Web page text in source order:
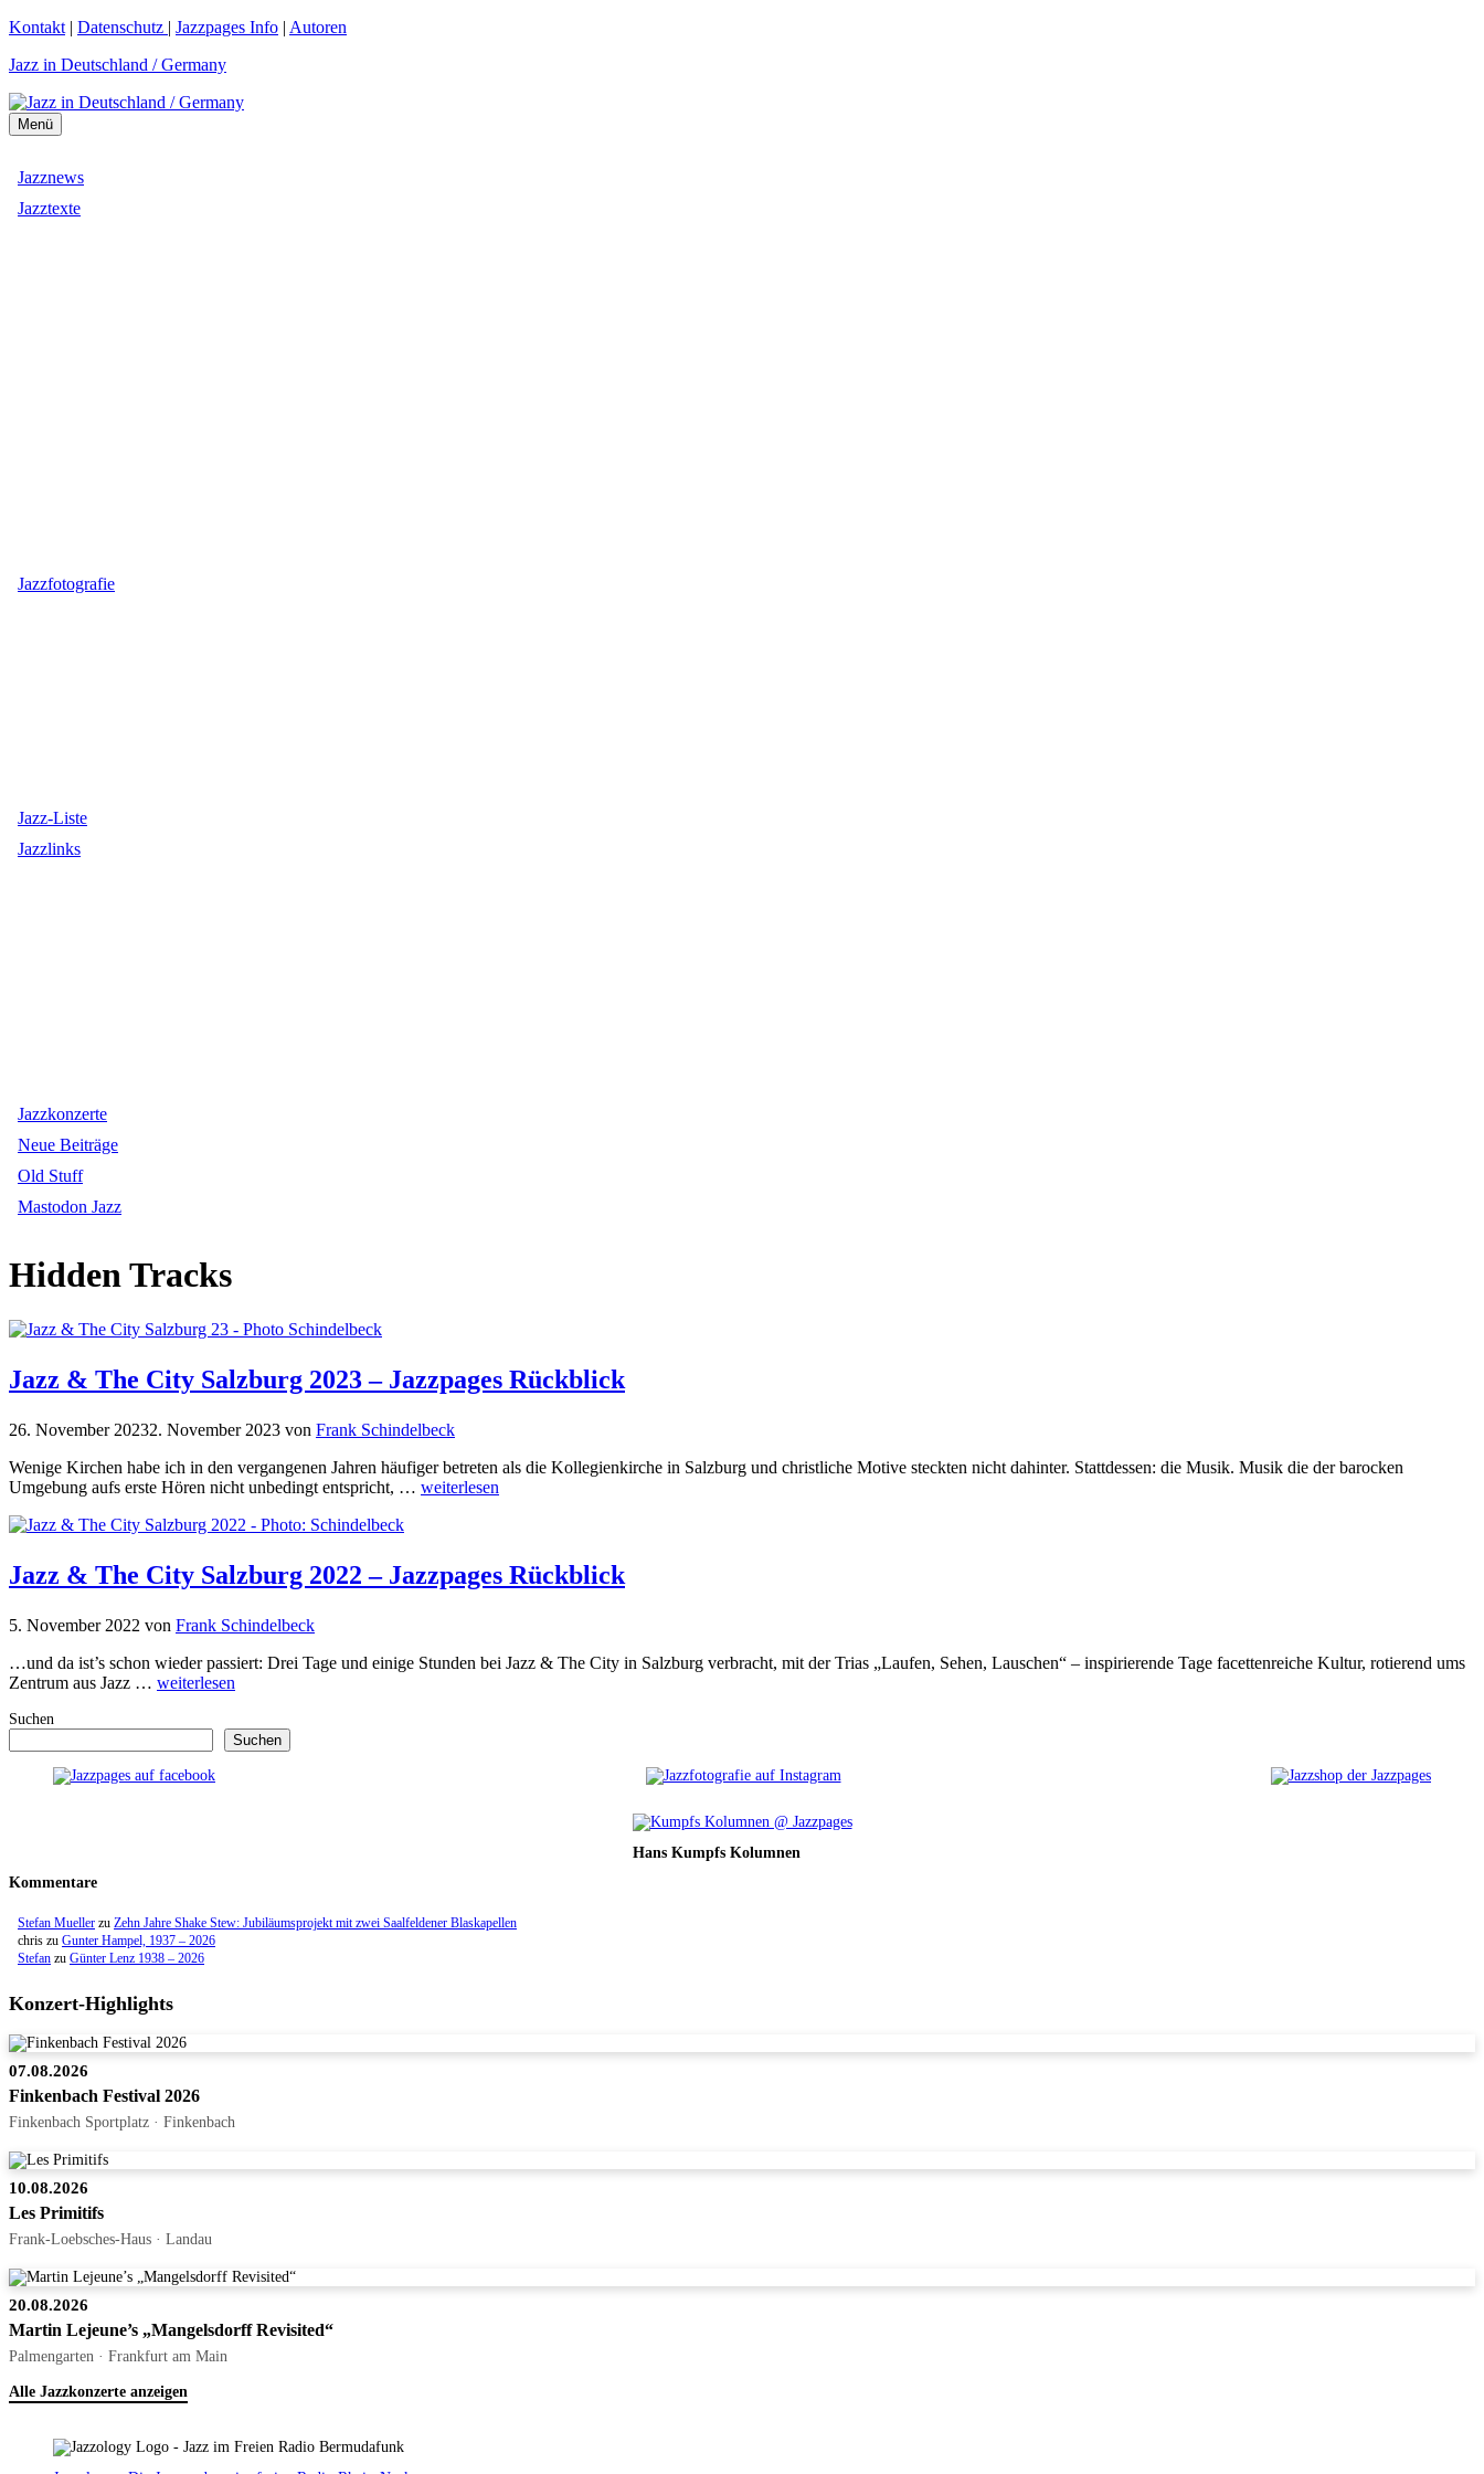
Zum
springen
Kontakt | Datenschutz | Jazzpages Info | Autoren
Jazz in Deutschland / Germany
Menü
Jazznews
Jazztexte
Jazzfotografie
Jazz-Liste
Jazzlinks
Jazzkonzerte
Neue Beiträge
Old Stuff
Mastodon Jazz
Hidden Tracks
Jazz & The City Salzburg 2023 – Jazzpages Rückblick
26. November 20232. November 2023 von Frank Schindelbeck
Wenige Kirchen habe ich in den vergangenen Jahren häufiger betreten als die Kollegienkirche in Salzburg und christliche Motive steckten nicht dahinter. Stattdessen: die Musik. Musik die der barocken
Umgebung aufs erste Hören nicht unbedingt entspricht, … weiterlesen
Jazz & The City Salzburg 2022 – Jazzpages Rückblick
5. November 2022 von Frank Schindelbeck
…und da ist’s schon wieder passiert: Drei Tage und einige Stunden bei Jazz & The City in Salzburg verbracht, mit der Trias „Laufen, Sehen, Lauschen“ – inspirierende Tage facettenreiche Kultur, rotierend ums
Zentrum aus Jazz … weiterlesen
Suchen
Suchen
Hans Kumpfs Kolumnen
Kommentare
Stefan Mueller zu Zehn Jahre Shake Stew: Jubiläumsprojekt mit zwei Saalfeldener Blaskapellen
chris zu Gunter Hampel, 1937 – 2026
Stefan zu Günter Lenz 1938 – 2026
Konzert-Highlights
07.08.2026
Finkenbach Festival 2026
Finkenbach Sportplatz · Finkenbach
10.08.2026
Les Primitifs
Frank-Loebsches-Haus · Landau
20.08.2026
Martin Lejeune’s „Mangelsdorff Revisited“
Palmengarten · Frankfurt am Main
Alle Jazzkonzerte anzeigen